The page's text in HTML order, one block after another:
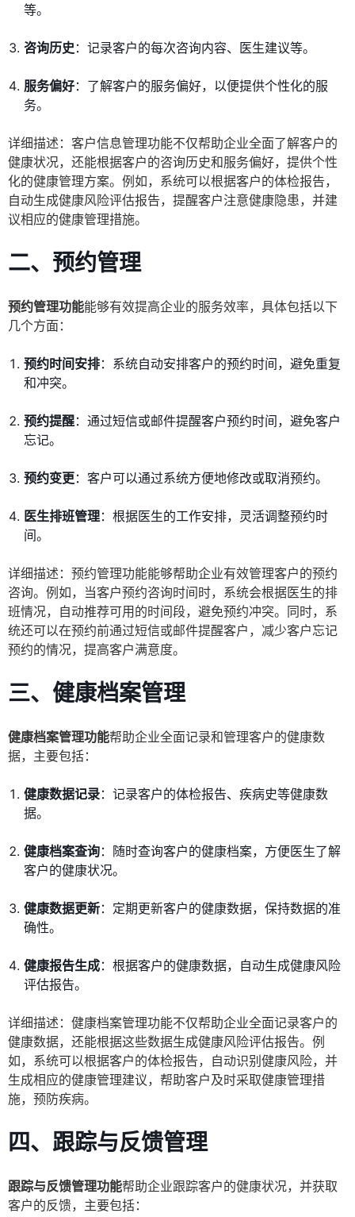
等。
咨询历史 ：记录客户的每次咨询内容、医生建议等。
服务偏好：了解客户的服务偏好，以便提供个性化的服
务。
详细描述：客户信息管理功能不仅帮助企业全面了解客户的
健康状况，还能根据客户的咨询历史和服务偏好，提供个性
化的健康管理方案。例如，系统可以根据客户的体检报告，
自动生成健康风险评估报告，提醒客户注意健康隐患，并建
议相应的健康管理措施。
二、预约管理
预约管理功能能够有效提高企业的服务效率，具体包括以下
几个方面：
预约时间安排：系统自动安排客户的预约时间，避免重复
和冲突。
预约提醒：通过短信或邮件提醒客户预约时间，避免客户
忘记。
预约变更：客户可以通过系统方便地修改或取消预约。
医生排班管理：根据医生的工作安排，灵活调整预约时
间。
详细描述：预约管理功能能够帮助企业有效管理客户的预约
咨询。例如，当客户预约咨询时间时，系统会根据医生的排
班情况，自动推荐可用的时间段，避免预约冲突。同时，系
统还可以在预约前通过短信或邮件提醒客户，减少客户忘记
预约的情况，提高客户满意度。
三、健康档案管理
健康档案管理功能帮助企业全面记录和管理客户的健康数
据，主要包括：
健康数据记录：记录客户的体检报告、疾病史等健康数
据。
健康档案查询：随时查询客户的健康档案，方便医生了解
客户的健康状况。
健康数据更新：定期更新客户的健康数据，保持数据的准
确性。
健康报告生成：根据客户的健康数据，自动生成健康风险
评估报告。
详细描述：健康档案管理功能不仅帮助企业全面记录客户的
健康数据，还能根据这些数据生成健康风险评估报告。例
如，系统可以根据客户的体检报告，自动识别健康风险，并
生成相应的健康管理建议，帮助客户及时采取健康管理措
施，预防疾病。
四、跟踪与反馈管理
跟踪与反馈管理功能帮助企业跟踪客户的健康状况，并获取
客户的反馈，主要包括：